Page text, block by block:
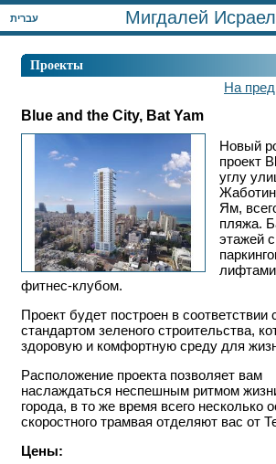
עברית Мигдалей
Проекты
На
Blue and the City, Bat Yam
Новый
проект
углу
Ям,
пляжа.
этажей
фитнес-клубом.
Проект будет построен в соответствии
стандартом зеленого строительства,
здоровую и комфортную среду для
Расположение проекта позволяет вам
наслаждаться неспешным ритмом
города, в то же время всего несколько
скоростного трамвая отделяют вас от
Цены: